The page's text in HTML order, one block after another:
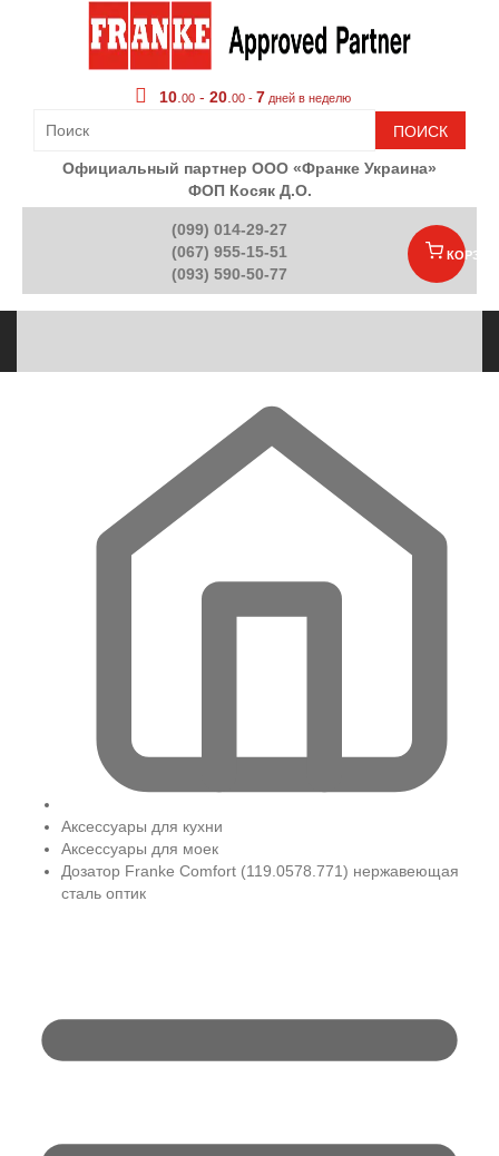
10 00 - 20 00 - 7 дней в неделю
ПОИСК
Официальный партнер ООО «Франке Украина»
ФОП Косяк Д.О.
(099) 014-29-27
(067) 955-15-51
(093) 590-50-77
Аксессуары для кухни
Аксессуары для моек
Дозатор Franke Comfort (119.0578.771) нержавеющая
сталь оптик